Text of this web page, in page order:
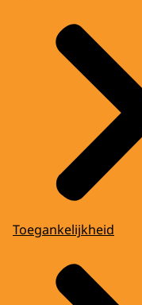
Toegankelijkheid